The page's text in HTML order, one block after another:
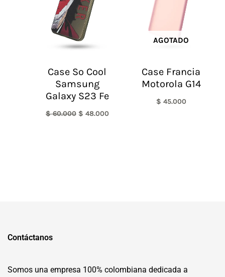
Case So Cool
Samsung
Galaxy S23 Fe
$60.000 $ 48.000
AGOTADO
Case Francia
Motorola G14
$ 45.000
Contáctanos
Somos una empresa 100% colombiana dedicada a